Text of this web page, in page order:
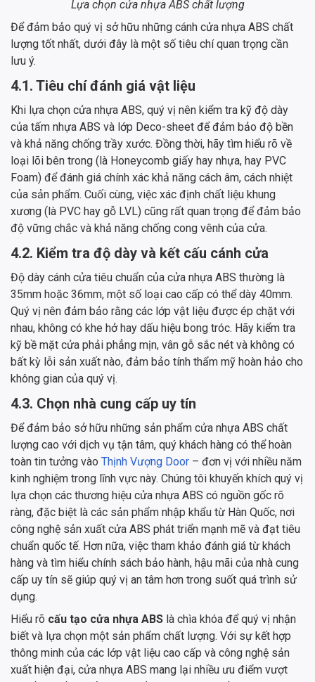
Lựa chọn cửa nhựa ABS chất lượng
Để đảm bảo quý vị sở hữu những cánh cửa nhựa ABS chất
lượng tốt nhất, dưới đây là một số tiêu chí quan trọng cần
lưu ý.
4.1. Tiêu chí đánh giá vật liệu
Khi lựa chọn cửa nhựa ABS, quý vị nên kiểm tra kỹ độ dày
của tấm nhựa ABS và lớp Deco-sheet để đảm bảo độ bền
và khả năng chống trầy xước. Đồng thời, hãy tìm hiểu rõ về
loại lõi bên trong (là Honeycomb giấy hay nhựa, hay PVC
Foam) để đánh giá chính xác khả năng cách âm, cách nhiệt
của sản phẩm. Cuối cùng, việc xác định chất liệu khung
xương (là PVC hay gỗ LVL) cũng rất quan trọng để đảm bảo
độ vững chắc và khả năng chống cong vênh của cửa.
4.2. Kiểm tra độ dày và kết cấu cánh cửa
Độ dày cánh cửa tiêu chuẩn của cửa nhựa ABS thường là
35mm hoặc 36mm, một số loại cao cấp có thể dày 40mm.
Quý vị nên đảm bảo rằng các lớp vật liệu được ép chặt với
nhau, không có khe hở hay dấu hiệu bong tróc. Hãy kiểm tra
kỹ bề mặt cửa phải phẳng mịn, vân gỗ sắc nét và không có
bất kỳ lỗi sản xuất nào, đảm bảo tính thẩm mỹ hoàn hảo cho
không gian của quý vị.
4.3. Chọn nhà cung cấp uy tín
Để đảm bảo sở hữu những sản phẩm cửa nhựa ABS chất
lượng cao với dịch vụ tận tâm, quý khách hàng có thể hoàn
toàn tin tưởng vào Thịnh Vượng Door – đơn vị với nhiều năm
kinh nghiệm trong lĩnh vực này. Chúng tôi khuyến khích quý vị
lựa chọn các thương hiệu cửa nhựa ABS có nguồn gốc rõ
ràng, đặc biệt là các sản phẩm nhập khẩu từ Hàn Quốc, nơi
công nghệ sản xuất cửa ABS phát triển mạnh mẽ và đạt tiêu
chuẩn quốc tế. Hơn nữa, việc tham khảo đánh giá từ khách
hàng và tìm hiểu chính sách bảo hành, hậu mãi của nhà cung
cấp uy tín sẽ giúp quý vị an tâm hơn trong suốt quá trình sử
dụng.
Hiểu rõ cấu tạo cửa nhựa ABS là chìa khóa để quý vị nhận
biết và lựa chọn một sản phẩm chất lượng. Với sự kết hợp
thông minh của các lớp vật liệu cao cấp và công nghệ sản
xuất hiện đại, cửa nhựa ABS mang lại nhiều ưu điểm vượt